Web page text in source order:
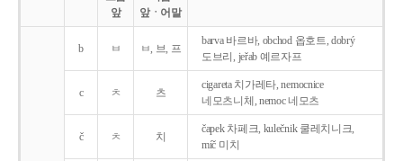
앞
앞ㆍ어말
b ㅂ ㅂ, 브, 프
barva 바르바, obchod 옵호트, dobrý
도브리, jeřab 예르자프
c ㅊ 츠
cigareta 치가레타, nemocnice
네모츠니체, nemoc 네모츠
č ㅊ 치
čapek 차페크, kulečnik 쿨레치니크,
míč 미치